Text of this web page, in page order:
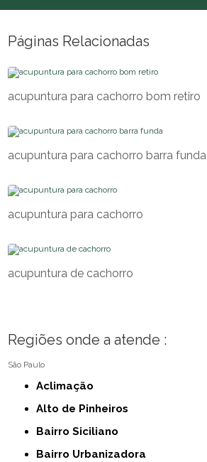
Páginas Relacionadas
acupuntura para cachorro bom retiro
acupuntura para cachorro barra funda
acupuntura para cachorro
acupuntura de cachorro
Regiões onde a atende :
São Paulo
Aclimação
Alto de Pinheiros
Bairro Siciliano
Bairro Urbanizadora